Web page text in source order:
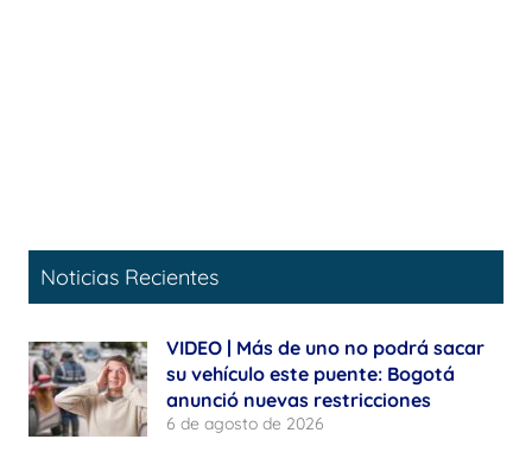
Noticias Recientes
VIDEO | Más de uno no podrá sacar
su vehículo este puente: Bogotá
anunció nuevas restricciones
6 de agosto de 2026